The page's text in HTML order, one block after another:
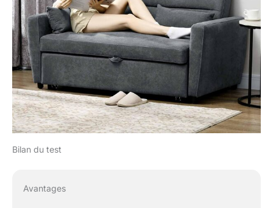
Bilan du test
Avantages